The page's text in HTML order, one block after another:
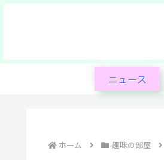
ニュース
ホーム 趣味の部屋